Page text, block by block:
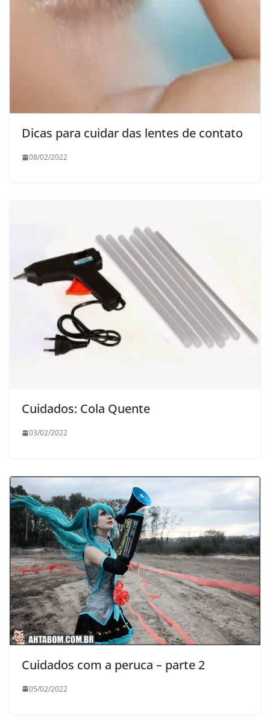
Dicas para cuidar das lentes de contato
08/02/2022
Cuidados: Cola Quente
03/02/2022
Cuidados com a peruca – parte 2
05/02/2022